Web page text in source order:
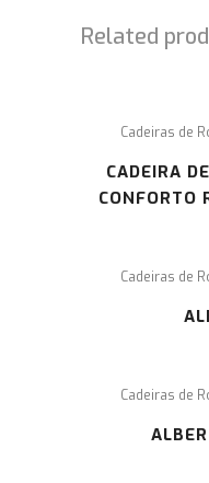
Related
Cadeiras de
CADEIRA
CONFORTO
Cadeiras de
Cadeiras de